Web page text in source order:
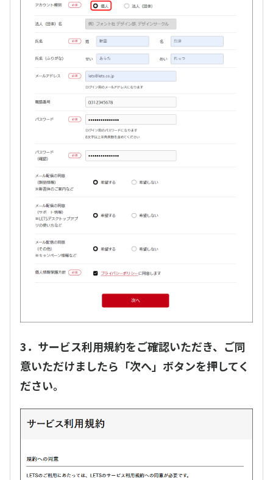
3．サービス利用規約をご確認いただき、ご同
意いただけましたら「次へ」ボタンを押してく
ださい。